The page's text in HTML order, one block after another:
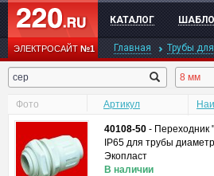
ЭЛЕКТРОСАЙТ№1
КАТАЛОГ
Главная Трубы
8 мм
Фото Артикул
40108-50 - Переходник
IP65 для трубы
Экопласт
В наличии